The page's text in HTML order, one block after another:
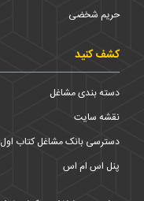
حریم شخضی
کشف کنید
دسته بندی مشاغل
نقشه سایت
دسترسی بانک مشاغل کتاب اول
پنل اس ام اس